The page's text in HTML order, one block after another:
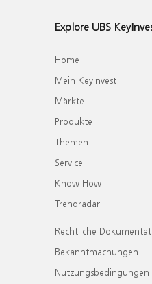
Explore UBS
Home
Mein KeyInvest
Märkte
Produkte
Themen
Service
Know How
Trendradar
Rechtliche
Bekanntmachungen
Nutzungsbedingungen